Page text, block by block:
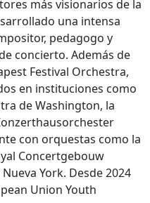
más visionarios de la
una intensa
pedagogo y
concierto. Además de
Festival Orchestra,
en instituciones como
de Washington, la
con orquestas como la
Concertgebouw
York. Desde 2024
Union Youth